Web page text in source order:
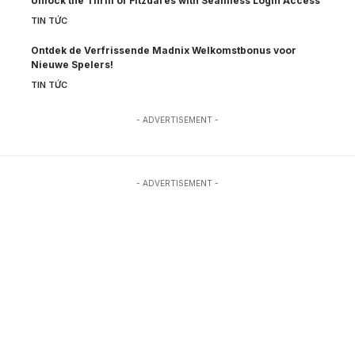
TIN TỨC
Ontdek de Verfrissende Madnix Welkomstbonus voor
Nieuwe Spelers!
TIN TỨC
- ADVERTISEMENT -
- ADVERTISEMENT -